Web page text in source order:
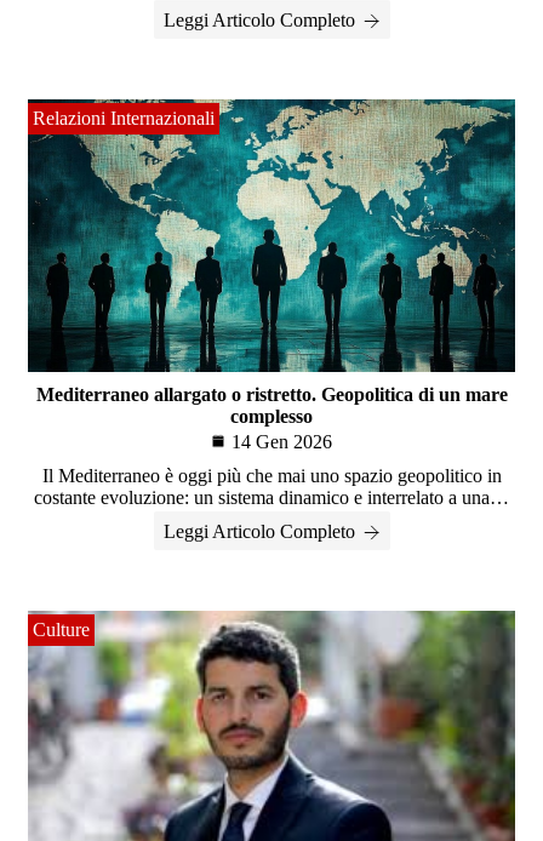
Leggi Articolo Completo
Relazioni Internazionali
Mediterraneo allargato o ristretto. Geopolitica di un mare
complesso
14 Gen 2026
Il Mediterraneo è oggi più che mai uno spazio geopolitico in
costante evoluzione: un sistema dinamico e interrelato a una…
Leggi Articolo Completo
Culture